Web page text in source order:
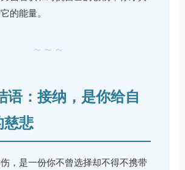
的能量。
～～～
语：接纳，是你给自
慈悲
，是一份你不曾选择却不得不携带